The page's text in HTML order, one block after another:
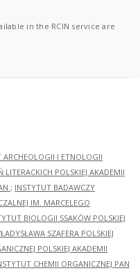
in the RCIN service are
ARCHEOLOGII I ETNOLOGII
LITERACKICH POLSKIEJ AKADEMII
; INSTYTUT BADAWCZY
IM. MARCELEGO
BIOLOGII SSAKÓW POLSKIEJ
SZAFERA POLSKIEJ
POLSKIEJ AKADEMII
CHEMII ORGANICZNEJ PAN